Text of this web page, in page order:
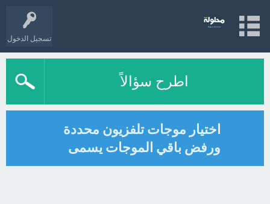
تسجيل الدخول
اطرح سؤالاً
اختيار موجات تلفزيون محددة
ورفض باقي الموجات يسمى